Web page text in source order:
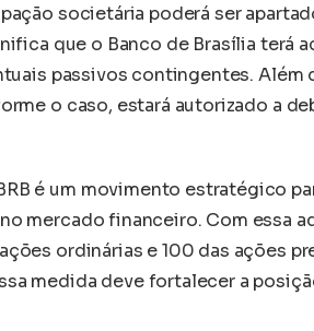
societária poderá ser
que o Banco de Brasília terá
passivos contingentes. Além
o caso, estará autorizado a
é um movimento estratégico
mercado financeiro. Com essa
ordinárias e 100 das ações
medida deve fortalecer a